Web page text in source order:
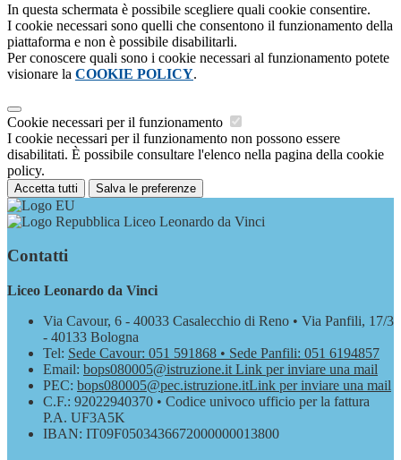
In questa schermata è possibile scegliere quali cookie consentire.
I cookie necessari sono quelli che consentono il funzionamento della
piattaforma e non è possibile disabilitarli.
Per conoscere quali sono i cookie necessari al funzionamento potete
visionare la COOKIE POLICY.
Cookie necessari per il funzionamento
I cookie necessari per il funzionamento non possono essere
disabilitati. È possibile consultare l'elenco nella pagina della cookie
policy.
Accetta tutti Salva le preferenze
Liceo Leonardo da Vinci
Contatti
Liceo Leonardo da Vinci
Via Cavour, 6 - 40033 Casalecchio di Reno • Via Panfili, 17/3
- 40133 Bologna
Tel: Sede Cavour: 051 591868 • Sede Panfili: 051 6194857
Email: bops080005@istruzione.it Link per inviare una mail
PEC: bops080005@pec.istruzione.itLink per inviare una mail
C.F.: 92022940370 • Codice univoco ufficio per la fattura
P.A. UF3A5K
IBAN: IT09F0503436672000000013800